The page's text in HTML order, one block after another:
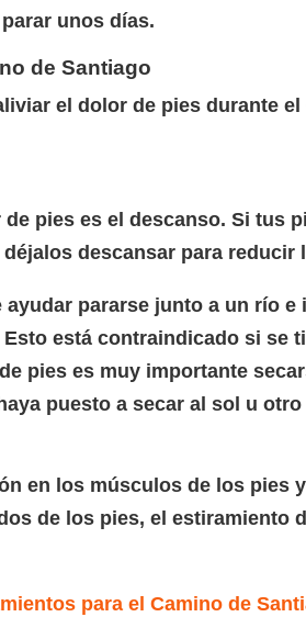
unos días.
de Santiago
el dolor de pies durante
pies es el descanso. Si tus
descansar para reducir
pararse junto a un río
está contraindicado si se
pies es muy importante
puesto a secar al sol u
en los músculos de los pies
de los pies, el estiramiento
para el Camino de